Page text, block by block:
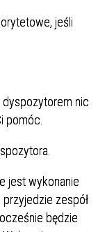
jeśli
dyspozytorem nic
pomóc.
jest wykonanie
zespół
będzie